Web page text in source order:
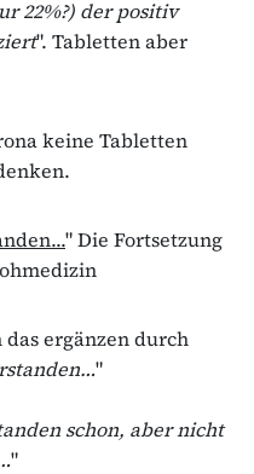
22%?) der positiv
". Tabletten aber
keine Tabletten
" Die Fortsetzung
das ergänzen durch
"
schon, aber nicht
"